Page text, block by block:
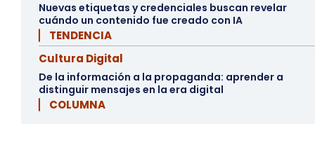
Nuevas etiquetas y credenciales buscan revelar
cuándo un contenido fue creado con IA
▏ TENDENCIA
Cultura Digital
De la información a la propaganda: aprender a
distinguir mensajes en la era digital
▏ COLUMNA